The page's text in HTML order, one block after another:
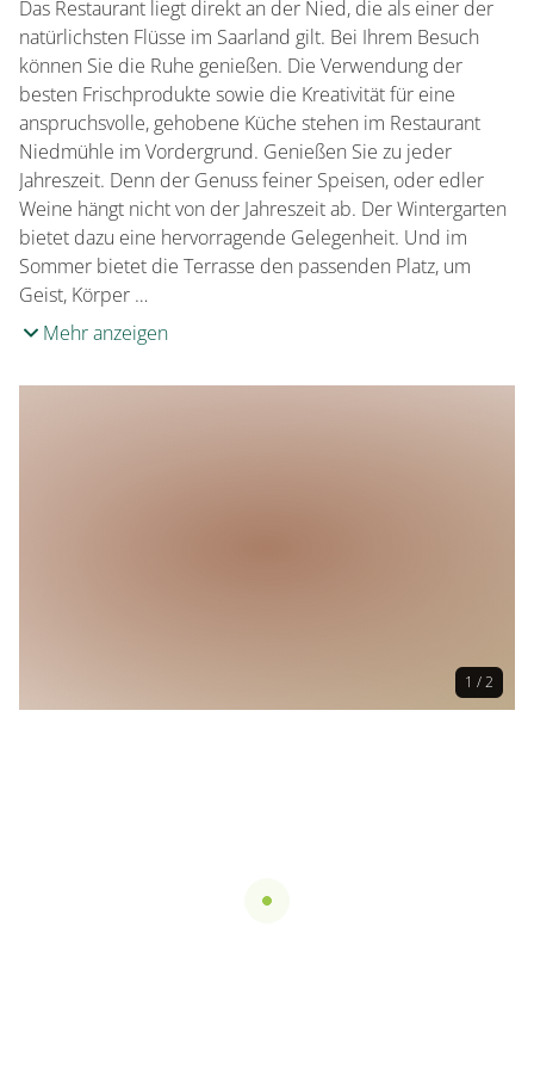
Angebot für alternative Ernährungsformen
Vegetarische Küche
Entfernung zum nächsten Bahnhof (in km)
5 km
Das Restaurant liegt direkt an der Nied, die als einer der
natürlichsten Flüsse im Saarland gilt. Bei Ihrem Besuch
können Sie die Ruhe genießen. Die Verwendung der
besten Frischprodukte sowie die Kreativität für eine
anspruchsvolle, gehobene Küche stehen im Restaurant
Niedmühle im Vordergrund. Genießen Sie zu jeder
Jahreszeit. Denn der Genuss feiner Speisen, oder edler
Weine hängt nicht von der Jahreszeit ab. Der Wintergarten
bietet dazu eine hervorragende Gelegenheit. Und im
Sommer bietet die Terrasse den passenden Platz, um
Geist, Körper …
Mehr anzeigen
1 / 2